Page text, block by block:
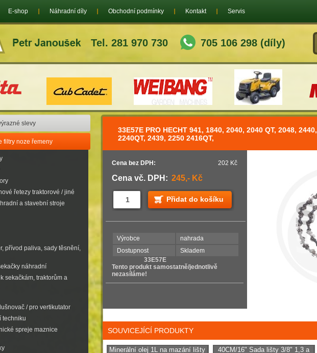
Tel. 281 970 730 705 106 298 (díly)
E-shop Náhradní díly Obchodní podmínky Kontakt Servis
slevy
filtry noze řemeny
řetezy traktorové / jiné
a stavební stroje
přívod paliva, sady těsnění,
náhradní
sekačkám, traktorům a
/ pro vertikutator
techniku
spreje maznice
33E57E PRO HECHT 941, 1840, 2040, 2040 QT, 2048, 2440,
2240QT, 2439, 2250 2416QT,
Cena bez DPH: 202 Kč
Cena vč. DPH: 245,- Kč
Přidat do košíku
Výrobce
nahrada
Dostupnost
Skladem
33E57E
Tento produkt samostatně/jednotlivě
nezasíláme!
SOUVICEJÍCÍ PRODUKTY
Minerální olej 1L na mazání lišty
40CM/16" Sada lišty 3/8" 1,3 a